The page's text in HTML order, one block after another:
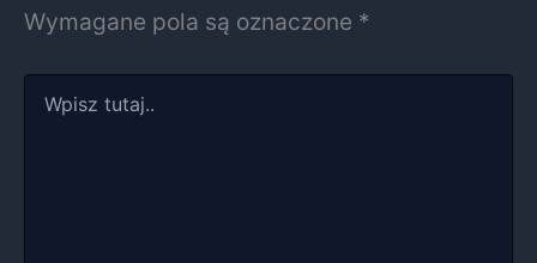
Wymagane pola są oznaczone *
tutaj..